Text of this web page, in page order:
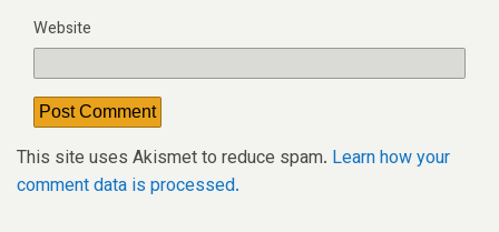
Website
This site uses Akismet to reduce spam. Learn how your
comment data is processed.